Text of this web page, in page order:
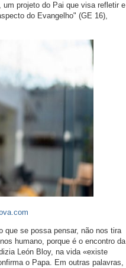
projeto do Pai que visa refletir e
do Evangelho" (GE 16),
que se possa pensar, não nos tira
humano, porque é o encontro da
León Bloy, na vida «existe
o Papa. Em outras palavras,